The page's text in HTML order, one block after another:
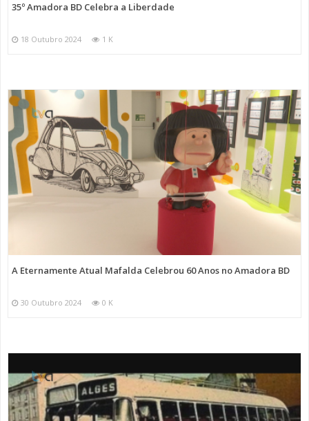
35º Amadora BD Celebra a Liberdade
18 Outubro 2024 1 K
A Eternamente Atual Mafalda Celebrou 60 Anos no Amadora BD
30 Outubro 2024 0 K